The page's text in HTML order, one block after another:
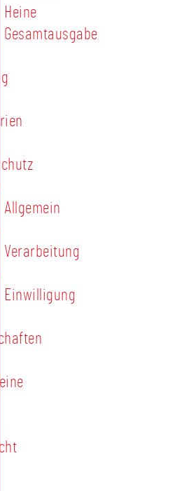
Heine
Gesamtausgabe
Allgemein
Verarbeitung
Einwilligung